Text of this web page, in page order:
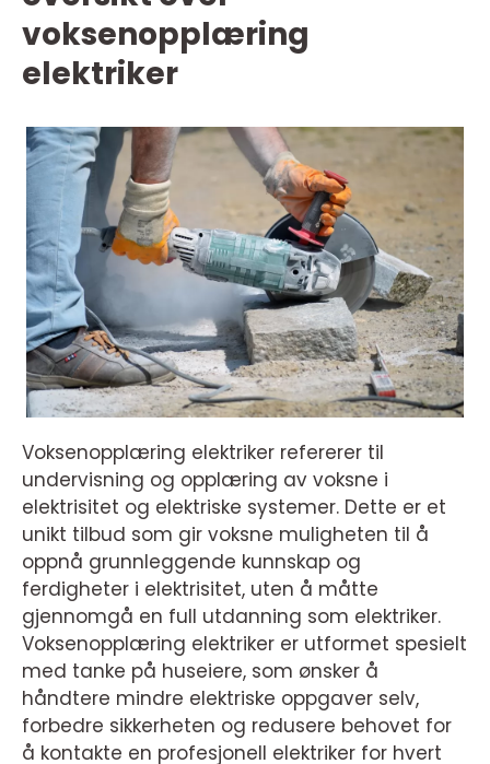
voksenopplæring
elektriker
Voksenopplæring elektriker refererer til
undervisning og opplæring av voksne i
elektrisitet og elektriske systemer. Dette er et
unikt tilbud som gir voksne muligheten til å
oppnå grunnleggende kunnskap og
ferdigheter i elektrisitet, uten å måtte
gjennomgå en full utdanning som elektriker.
Voksenopplæring elektriker er utformet spesielt
med tanke på huseiere, som ønsker å
håndtere mindre elektriske oppgaver selv,
forbedre sikkerheten og redusere behovet for
å kontakte en profesjonell elektriker for hvert